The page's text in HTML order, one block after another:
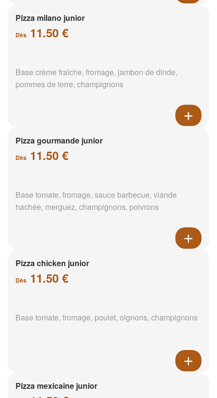
Pizza milano junior
Dès 11.50 €
Base crème fraîche, fromage, jambon de dinde,
pommes de terre, champignons
Pizza gourmande junior
Dès 11.50 €
Base tomate, fromage, sauce barbecue, viande
hachée, merguez, champignons, poivrons
Pizza chicken junior
Dès 11.50 €
Base tomate, fromage, poulet, oignons, champignons
Pizza mexicaine junior